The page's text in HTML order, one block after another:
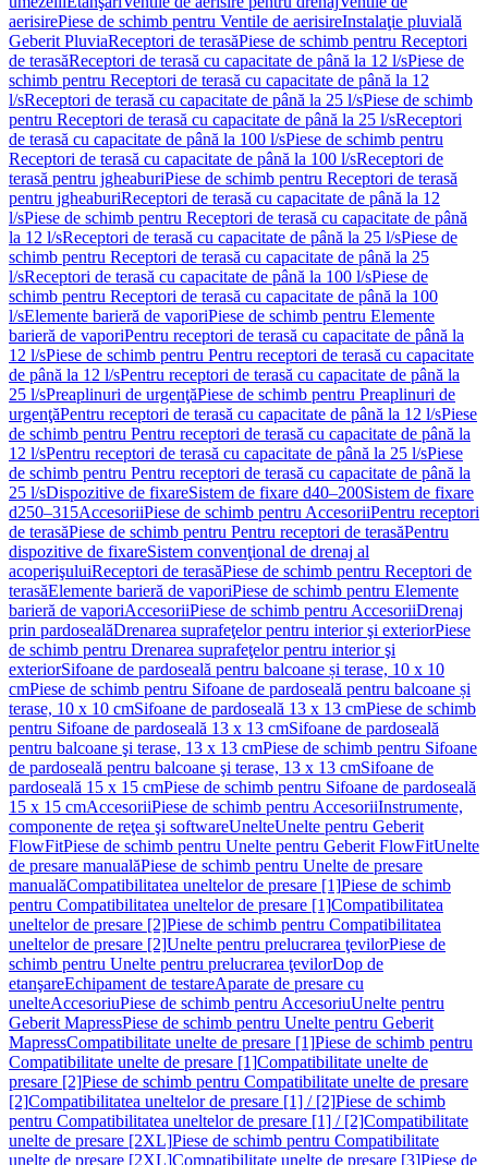
aerisirePiese de schimb pentru Ventile de aerisireInstalaţie pluvială
Geberit PluviaReceptori de terasăPiese de schimb pentru Receptori
de terasăReceptori de terasă cu capacitate de până la 12 l/sPiese de
schimb pentru Receptori de terasă cu capacitate de până la 12
l/sReceptori de terasă cu capacitate de până la 25 l/sPiese de schimb
pentru Receptori de terasă cu capacitate de până la 25 l/sReceptori
de terasă cu capacitate de până la 100 l/sPiese de schimb pentru
Receptori de terasă cu capacitate de până la 100 l/sReceptori de
terasă pentru jgheaburiPiese de schimb pentru Receptori de terasă
pentru jgheaburiReceptori de terasă cu capacitate de până la 12
l/sPiese de schimb pentru Receptori de terasă cu capacitate de până
la 12 l/sReceptori de terasă cu capacitate de până la 25 l/sPiese de
schimb pentru Receptori de terasă cu capacitate de până la 25
l/sReceptori de terasă cu capacitate de până la 100 l/sPiese de
schimb pentru Receptori de terasă cu capacitate de până la 100
l/sElemente barieră de vaporiPiese de schimb pentru Elemente
barieră de vaporiPentru receptori de terasă cu capacitate de până la
12 l/sPiese de schimb pentru Pentru receptori de terasă cu capacitate
de până la 12 l/sPentru receptori de terasă cu capacitate de până la
25 l/sPreaplinuri de urgenţăPiese de schimb pentru Preaplinuri de
urgenţăPentru receptori de terasă cu capacitate de până la 12 l/sPiese
de schimb pentru Pentru receptori de terasă cu capacitate de până la
12 l/sPentru receptori de terasă cu capacitate de până la 25 l/sPiese
de schimb pentru Pentru receptori de terasă cu capacitate de până la
25 l/sDispozitive de fixareSistem de fixare d40–200Sistem de fixare
d250–315AccesoriiPiese de schimb pentru AccesoriiPentru receptori
de terasăPiese de schimb pentru Pentru receptori de terasăPentru
dispozitive de fixareSistem convenţional de drenaj al
acoperişuluiReceptori de terasăPiese de schimb pentru Receptori de
terasăElemente barieră de vaporiPiese de schimb pentru Elemente
barieră de vaporiAccesoriiPiese de schimb pentru AccesoriiDrenaj
prin pardosealăDrenarea suprafeţelor pentru interior şi exteriorPiese
de schimb pentru Drenarea suprafeţelor pentru interior şi
exteriorSifoane de pardoseală pentru balcoane și terase, 10 x 10
cmPiese de schimb pentru Sifoane de pardoseală pentru balcoane și
terase, 10 x 10 cmSifoane de pardoseală 13 x 13 cmPiese de schimb
pentru Sifoane de pardoseală 13 x 13 cmSifoane de pardoseală
pentru balcoane şi terase, 13 x 13 cmPiese de schimb pentru Sifoane
de pardoseală pentru balcoane şi terase, 13 x 13 cmSifoane de
pardoseală 15 x 15 cmPiese de schimb pentru Sifoane de pardoseală
15 x 15 cmAccesoriiPiese de schimb pentru AccesoriiInstrumente,
componente de reţea şi softwareUnelteUnelte pentru Geberit
FlowFitPiese de schimb pentru Unelte pentru Geberit FlowFitUnelte
de presare manualăPiese de schimb pentru Unelte de presare
manualăCompatibilitatea uneltelor de presare [1]Piese de schimb
pentru Compatibilitatea uneltelor de presare [1]Compatibilitatea
uneltelor de presare [2]Piese de schimb pentru Compatibilitatea
uneltelor de presare [2]Unelte pentru prelucrarea ţevilorPiese de
schimb pentru Unelte pentru prelucrarea ţevilorDop de
etanşareEchipament de testareAparate de presare cu
unelteAccesoriuPiese de schimb pentru AccesoriuUnelte pentru
Geberit MapressPiese de schimb pentru Unelte pentru Geberit
MapressCompatibilitate unelte de presare [1]Piese de schimb pentru
Compatibilitate unelte de presare [1]Compatibilitate unelte de
presare [2]Piese de schimb pentru Compatibilitate unelte de presare
[2]Compatibilitatea uneltelor de presare [1] / [2]Piese de schimb
pentru Compatibilitatea uneltelor de presare [1] / [2]Compatibilitate
unelte de presare [2XL]Piese de schimb pentru Compatibilitate
unelte de presare [2XL]Compatibilitate unelte de presare [3]Piese de